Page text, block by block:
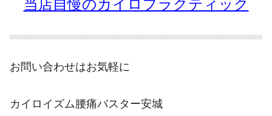
当店自慢のカイロプラクティック
お問い合わせはお気軽に
カイロイズム腰痛バスター安城